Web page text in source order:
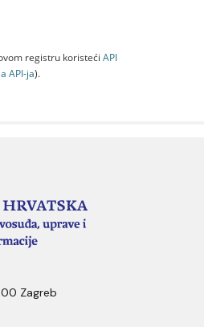
registru koristeći API
API-jа).